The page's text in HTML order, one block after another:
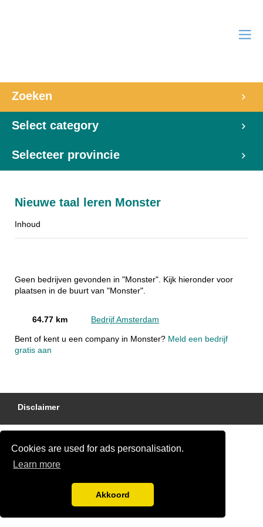
Cookies are used for ads personalisation.
Learn more
Akkoord
Zoeken
Select category
Selecteer provincie
Nieuwe taal leren Monster
Inhoud
Geen bedrijven gevonden in "Monster". Kijk hieronder voor
plaatsen in de buurt van "Monster".
64.77 km Bedrijf Amsterdam
Bent of kent u een company in Monster? Meld een bedrijf
gratis aan
Disclaimer